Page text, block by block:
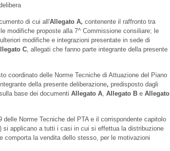
di cui all'Allegato A, contenente il raffronto tra
modifiche proposte alla 7^ Commissione consiliare; le
modifiche e integrazioni presentate in sede di
C, allegati che fanno parte integrante della presente
coordinato delle Norme Tecniche di Attuazione del Piano
della presente deliberazione, predisposto dagli
base dei documenti Allegato A, Allegato B e Allegato
Norme Tecniche del PTA e il corrispondente capitolo
si applicano a tutti i casi in cui si effettua la distribuzione
comporta la vendita dello stesso, per le motivazioni